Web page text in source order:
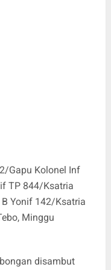
Gapu Kolonel Inf
TP 844/Ksatria
Yonif 142/Ksatria
Minggu
disambut